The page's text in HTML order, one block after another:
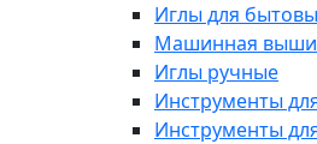
Иглы для
Машинная
Иглы ручные
Инструменты
Инструменты